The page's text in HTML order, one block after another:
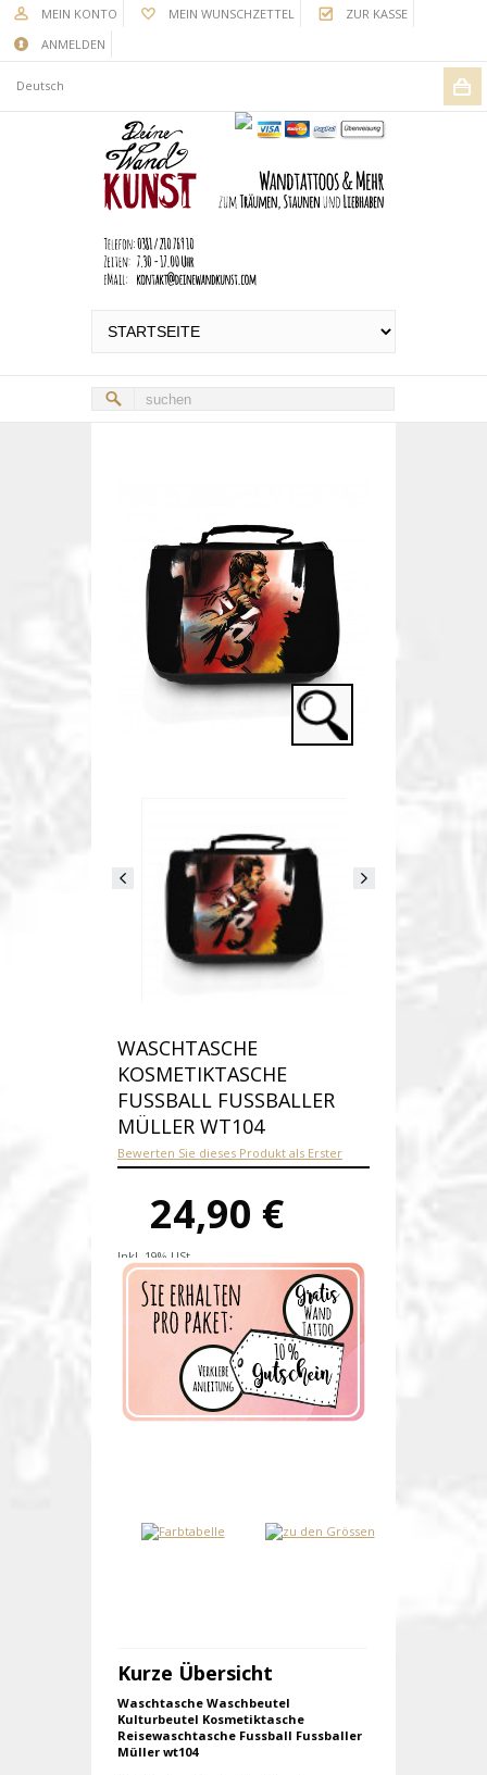
MEIN KONTO MEIN WUNSCHZETTEL
ZUR KASSE
ANMELDEN
Deutsch
WASCHTASCHE
KOSMETIKTASCHE
FUSSBALL FUSSBALLER
MÜLLER WT104
Bewerten Sie dieses Produkt als Erster
24,90 €
Inkl. 19% USt.
Versandkosten
Produktnummer:wt104-E
Verfügbarkeit:Auf Lager
Lieferzeit: 1-2 Werktage
Kurze Übersicht
Waschtasche Waschbeutel
Kulturbeutel Kosmetiktasche
Reisewaschtasche Fussball Fussballer
Müller wt104